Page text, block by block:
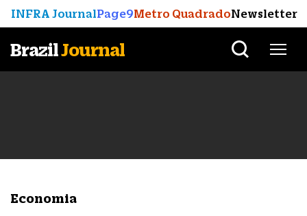
INFRA JournalPage9Metro QuadradoNewsletter
BrazilJournal
Economia